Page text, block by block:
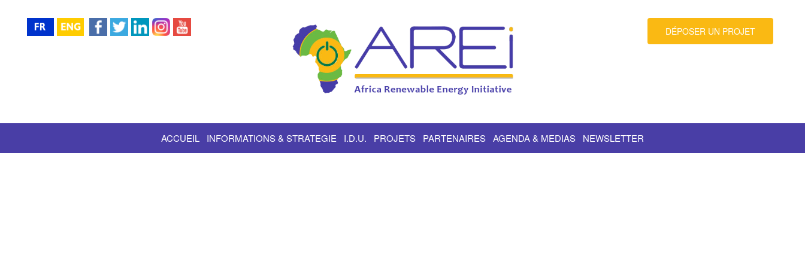
DÉPOSER UN PROJET
ACCUEIL INFORMATIONS & STRATEGIE I.D.U. PROJETS PARTENAIRES AGENDA & MEDIAS NEWSLETTER